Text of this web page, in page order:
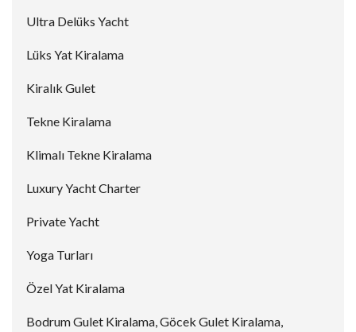
Ultra Delüks Yacht
Lüks Yat Kiralama
Kiralık Gulet
Tekne Kiralama
Klimalı Tekne Kiralama
Luxury Yacht Charter
Private Yacht
Yoga Turları
Özel Yat Kiralama
Bodrum Gulet Kiralama, Göcek Gulet Kiralama,